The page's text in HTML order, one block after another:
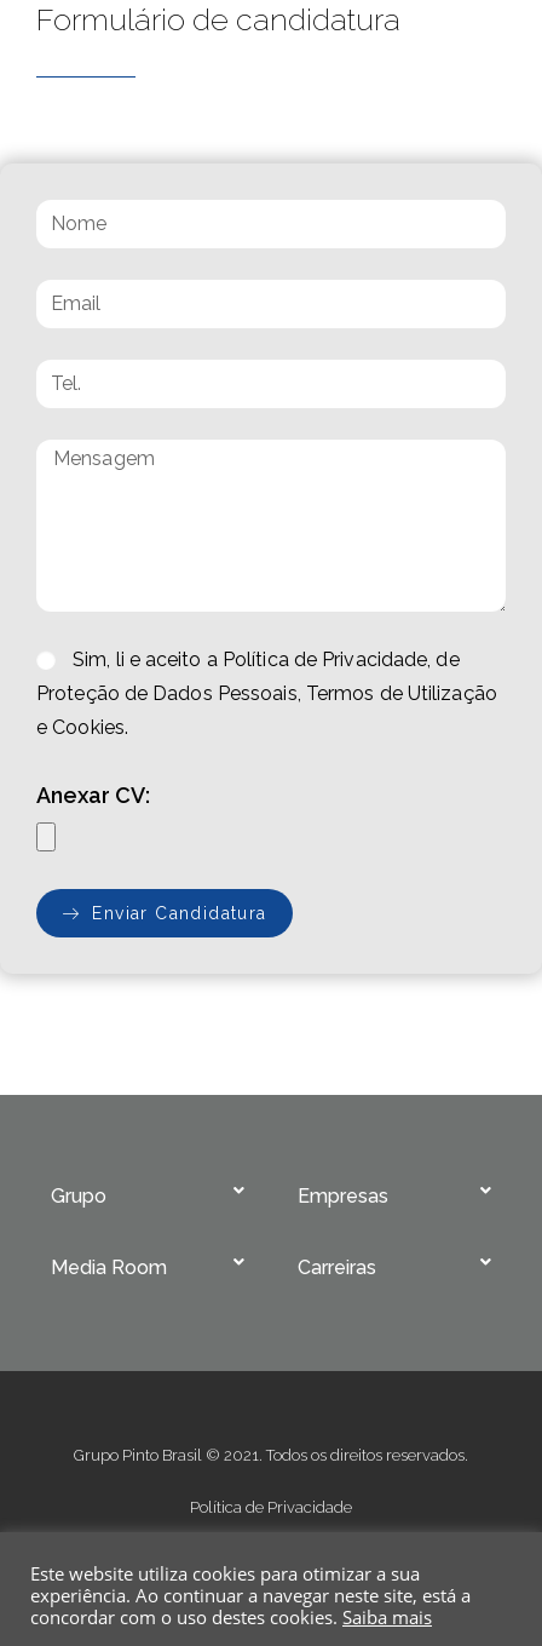
Formulário de candidatura
Sim, li e aceito a Política de Privacidade, de
Proteção de Dados Pessoais, Termos de Utilização
e Cookies.
Anexar CV:
Enviar Candidatura
Grupo
Media Room
Empresas
Carreiras
Grupo Pinto Brasil © 2021. Todos os direitos reservados.
Política de Privacidade
Condições Gerais de Fornecimento
Este website utiliza cookies para otimizar a sua
experiência. Ao continuar a navegar neste site, está a
concordar com o uso destes cookies. Saiba mais